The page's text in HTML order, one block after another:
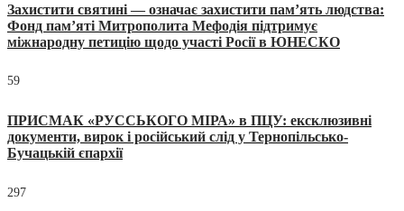
Захистити святині — означає захистити пам’ять людства:
Фонд пам’яті Митрополита Мефодія підтримує
міжнародну петицію щодо участі Росії в ЮНЕСКО
59
ПРИСМАК «РУССЬКОГО МІРА» в ПЦУ: ексклюзивні
документи, вирок і російський слід у Тернопільсько-
Бучацькій єпархії
297